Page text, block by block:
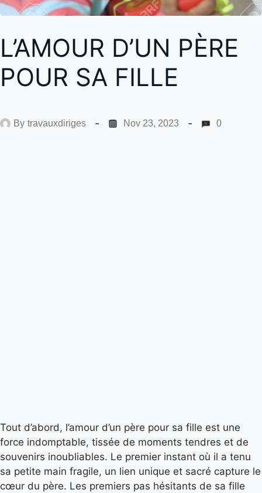
L’AMOUR D’UN PÈRE
POUR SA FILLE
By travauxdiriges Nov 23, 2023 0
Tout d’abord, l’amour d’un père pour sa fille est une
force indomptable, tissée de moments tendres et de
souvenirs inoubliables. Le premier instant où il a tenu
sa petite main fragile, un lien unique et sacré capture le
cœur du père. Les premiers pas hésitants de sa fille